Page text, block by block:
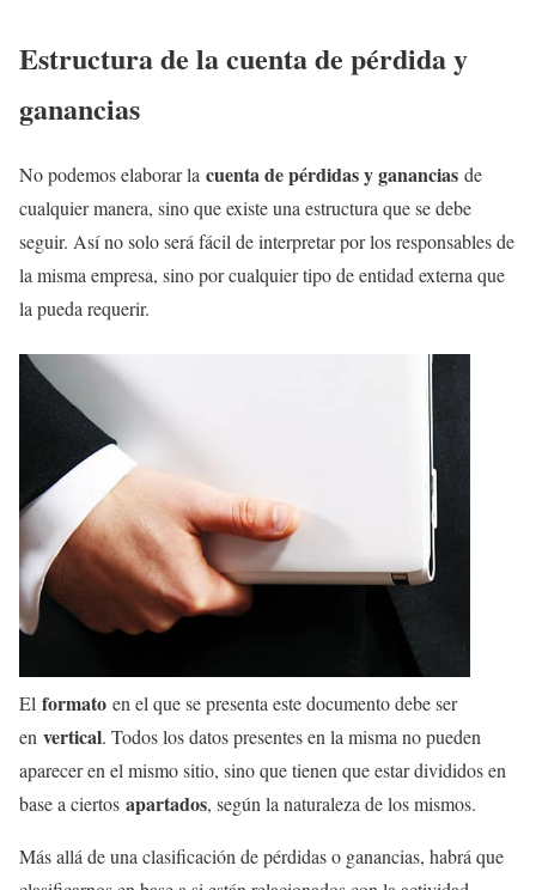
Estructura de la cuenta de pérdida y
ganancias
No podemos elaborar la cuenta de pérdidas y ganancias de
cualquier manera, sino que existe una estructura que se debe
seguir. Así no solo será fácil de interpretar por los responsables de
la misma empresa, sino por cualquier tipo de entidad externa que
la pueda requerir.
El formato en el que se presenta este documento debe ser
en vertical. Todos los datos presentes en la misma no pueden
aparecer en el mismo sitio, sino que tienen que estar divididos en
base a ciertos apartados, según la naturaleza de los mismos.
Más allá de una clasificación de pérdidas o ganancias, habrá que